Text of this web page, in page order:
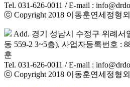
Tel. 031-626-0011 / E-mail :
ⓒ Copyright 2018 이동훈연세정형외
Add. 경기 성남시 수정구 위례서
동 559-2 3~5층), 사업자등록번호 :
훈
Tel. 031-626-0011 / E-mail :
ⓒ Copyright 2018 이동훈연세정형외